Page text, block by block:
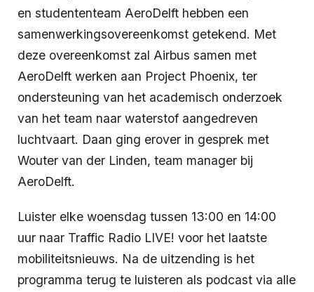
en studententeam AeroDelft hebben een
samenwerkingsovereenkomst getekend. Met
deze overeenkomst zal Airbus samen met
AeroDelft werken aan Project Phoenix, ter
ondersteuning van het academisch onderzoek
van het team naar waterstof aangedreven
luchtvaart. Daan ging erover in gesprek met
Wouter van der Linden, team manager bij
AeroDelft.
Luister elke woensdag tussen 13:00 en 14:00
uur naar Traffic Radio LIVE! voor het laatste
mobiliteitsnieuws. Na de uitzending is het
programma terug te luisteren als podcast via alle